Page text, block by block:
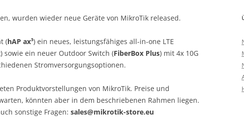
wurden wieder neue Geräte von MikroTik released.
(hAP ax³) ein neues, leistungsfähiges all-in-one LTE
) sowie ein neuer Outdoor Switch (FiberBox Plus) mit 4x 10G
Stromversorgungsoptionen.
Produktvorstellungen von MikroTik. Preise und
könnten aber in dem beschriebenen Rahmen liegen.
sonstige Fragen: sales@mikrotik-store.eu